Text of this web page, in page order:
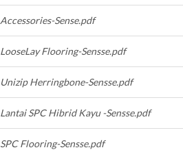
Accessories-Sense.pdf
LooseLay Flooring-Sensse.pdf
Unizip Herringbone-Sensse.pdf
Lantai SPC Hibrid Kayu -Sensse.pdf
SPC Flooring-Sensse.pdf